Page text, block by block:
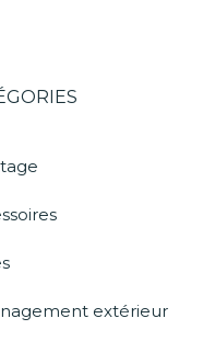
extérieur